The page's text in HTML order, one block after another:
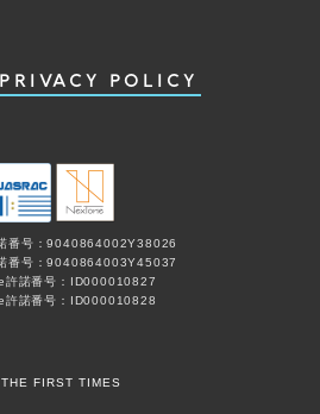
PRIVACY POLICY
番号：9040864002Y38026
番号：9040864003Y45037
許諾番号：ID000010827
許諾番号：ID000010828
FIRST TIMES